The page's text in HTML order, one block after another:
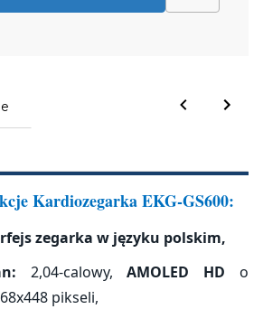
Kardiozegarka EKG-GS600:
zegarka w języku polskim,
2,04-calowy,AMOLED HD o
pikseli,